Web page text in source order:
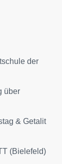
der
über
& Getalit
(Bielefeld)